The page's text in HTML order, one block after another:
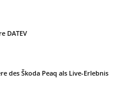
DATEV
des Škoda Peaq als Live-Erlebnis